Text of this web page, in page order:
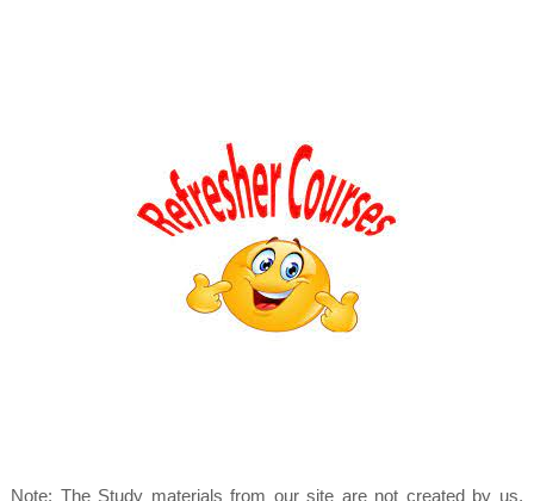
Note: The Study materials from our site are not created by us.